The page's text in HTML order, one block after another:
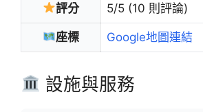
評分 5/5 (10 則評論)
座標 Google地圖連結
設施與服務